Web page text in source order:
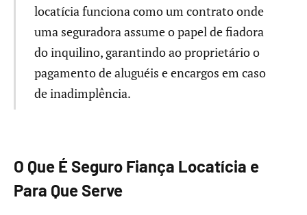
locatícia funciona como um contrato onde
uma seguradora assume o papel de fiadora
do inquilino, garantindo ao proprietário o
pagamento de aluguéis e encargos em caso
de inadimplência.
O Que É Seguro Fiança Locatícia e
Para Que Serve